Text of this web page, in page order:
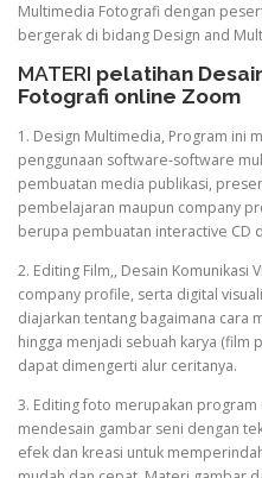
Multimedia Fotografi dengan
bergerak di bidang Design and
MATERI pelatihan
Fotografi online Zoom
1. Design Multimedia, Program ini
penggunaan software-software
pembuatan media publikasi,
pembelajaran maupun company
berupa pembuatan interactive CD
2. Editing Film,, Desain Komunikasi
company profile, serta digital
diajarkan tentang bagaimana cara
hingga menjadi sebuah karya (film
dapat dimengerti alur ceritanya.
3. Editing foto merupakan
mendesain gambar seni dengan
efek dan kreasi untuk